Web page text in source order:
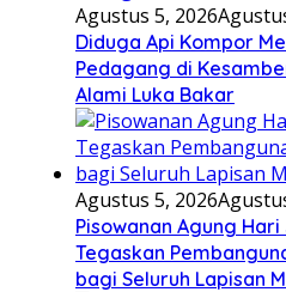
Agustus 5, 2026
Diduga Api Kompor
Pedagang di
Alami Luka Bakar
Agustus 5, 2026
Pisowanan Agung
Tegaskan
bagi Seluruh Lapisan